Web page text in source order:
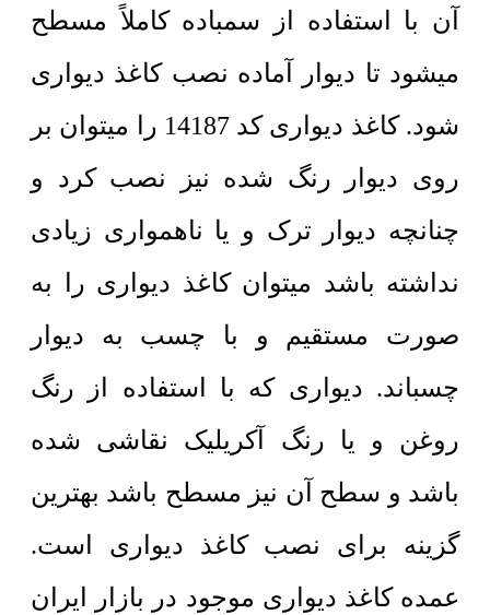
آن با استفاده از سمباده کاملاً مسطح
میشود تا دیوار آماده نصب کاغذ دیواری
شود. کاغذ دیواری کد 14187 را میتوان بر
روی دیوار رنگ شده نیز نصب کرد و
چنانچه دیوار ترک و یا ناهمواری زیادی
نداشته باشد میتوان کاغذ دیواری را به
صورت مستقیم و با چسب به دیوار
چسباند. دیواری که با استفاده از رنگ
روغن و یا رنگ آکریلیک نقاشی شده
باشد و سطح آن نیز مسطح باشد بهترین
گزینه برای نصب کاغذ دیواری است.
عمده کاغذ دیواری موجود در بازار ایران